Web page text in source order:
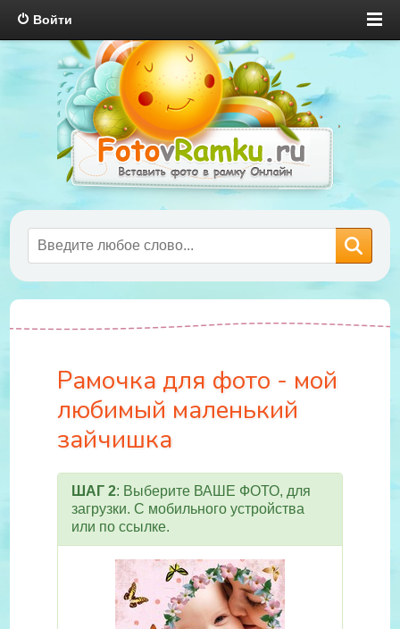
Войти
Рамочка для фото - мой
любимый маленький
зайчишка
ШАГ 2: Выберите ВАШЕ ФОТО, для
загрузки. С мобильного устройства
или по ссылке.